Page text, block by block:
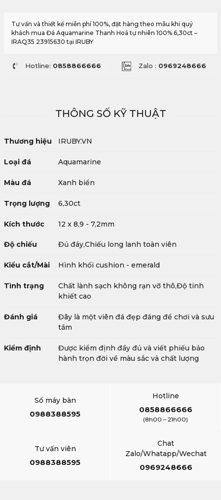
Tư vấn và thiết kế miễn phí 100%, đặt hàng theo mẫu khi quý
khách mua Đá Aquamarine Thanh Hoá tự nhiên 100% 6,30ct –
IRAQ35 23915630 tại IRUBY
Hotline: 0858866666 Zalo : 0969248666
THÔNG SỐ KỸ THUẬT
Thương hiệu IRUBY.VN
Loại đá Aquamarine
Màu đá Xanh biển
Trọng lượng 6,30ct
Kích thước 12 x 8,9 - 7,2mm
Độ chiếu Đủ đáy,Chiếu long lanh toàn viên
Kiểu cắt/Mài Hình khối cushion - emerald
Tình trạng
Chất lành sạch không rạn vỡ thô,Độ tinh
khiết cao
Đánh giá
Đây là một viên đá đẹp đáng để chơi và sưu
tầm
Kiểm định
Được kiểm định đầy đủ và viết phiếu bảo
hành trọn đời về màu sắc và chất lượng
Số máy bàn
0988388595
Hotline
0858866666
(8h00 – 21h00)
Tư vấn viên
0988388595
Chat
Zalo/Whatapp/Wechat
0969248666